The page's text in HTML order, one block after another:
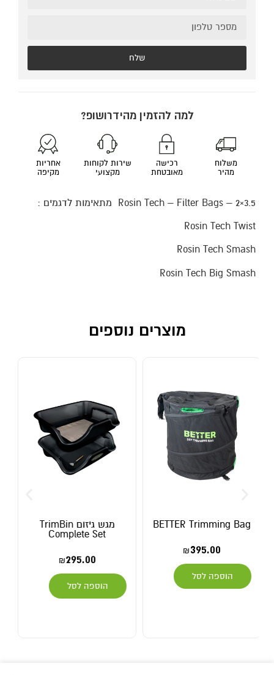
שלח
למה להזמין מהידרושופ?
משלוח
מהיר
רכישה
מאובטחת
שירות לקוחות
מקצועי
אחריות
מקיפה
Rosin Tech – Filter Bags – 2×3.5 מתאימות לדגמים :
Rosin Tech Twist
Rosin Tech Smash
Rosin Tech Big Smash
מוצרים נוספים
מגש גיזום TrimBin
הוספה לסל
מקטפה של סאבוטאן
89.00
הוספה לסל